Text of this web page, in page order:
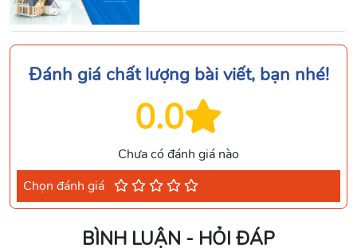
Đánh giá chất lượng bài viết, bạn nhé!
0.0
Chưa có đánh giá nào
Chọn đánh giá
BÌNH LUẬN - HỎI ĐÁP